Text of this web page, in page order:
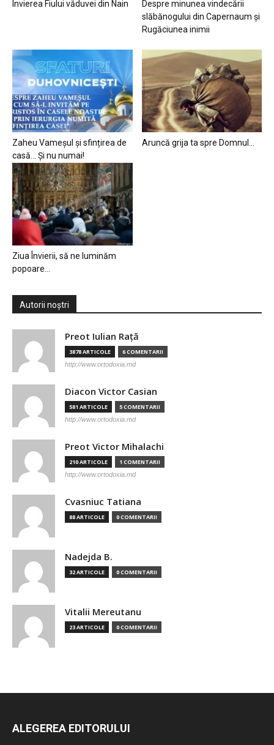
Învierea Fiului văduvei din Nain
Despre minunea vindecării
slăbănogului din Capernaum și
Rugăciunea inimii
Zaheu Vameșul și sfințirea de
casă… Și nu numai!
Aruncă grija ta spre Domnul…
Ziua Învierii, să ne luminăm
popoare…
Autorii noștri
Preot Iulian Raţă
3878 ARTICOLE 6 COMENTARII
http://www.ortodoxia.md
Diacon Victor Casian
581 ARTICOLE 5 COMENTARII
http://www.ortodoxia.md
Preot Victor Mihalachi
210 ARTICOLE 1 COMENTARII
http://www.ortodoxia.md
Cvasniuc Tatiana
88 ARTICOLE 0 COMENTARII
Nadejda B.
32 ARTICOLE 0 COMENTARII
Vitalii Mereutanu
23 ARTICOLE 0 COMENTARII
ALEGEREA EDITORULUI